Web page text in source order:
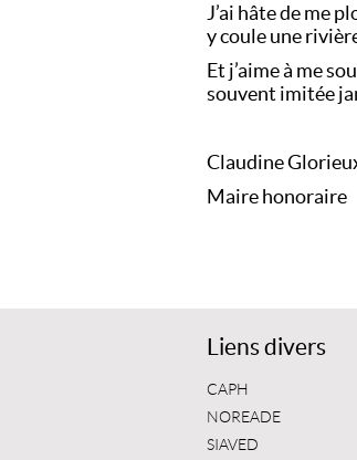
J’ai hâte de me
y coule une
Et j’aime à me
souvent imitée
Claudine
Maire honoraire
Liens divers
CAPH
NOREADE
SIAVED